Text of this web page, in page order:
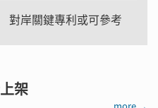
岸關鍵專利或可參考
架